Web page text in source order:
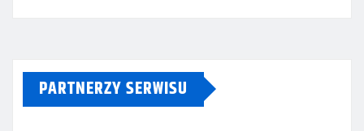
PARTNERZY SERWISU